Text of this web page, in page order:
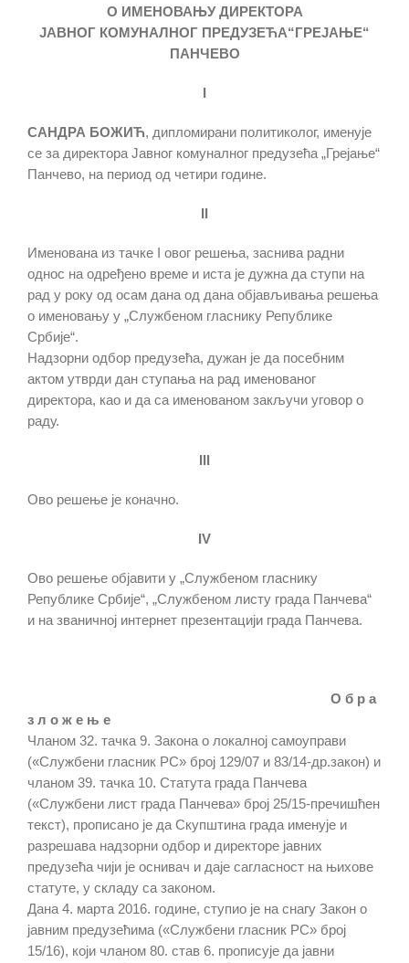
О ИМЕНОВАЊУ ДИРЕКТОРА
ЈАВНОГ КОМУНАЛНОГ ПРЕДУЗЕЋА“ГРЕЈАЊЕ“
ПАНЧЕВО
I
САНДРА БОЖИЋ, дипломирани политиколог, именује
се за директора Јавног комуналног предузећа „Грејање“
Панчево, на период од четири године.
II
Именована из тачке I овог решења, заснива радни
однос на одређено време и иста је дужна да ступи на
рад у року од осам дана од дана објављивања решења
о именовању у „Службеном гласнику Републике
Србије“.
Надзорни одбор предузећа, дужан је да посебним
актом утврди дан ступања на рад именованог
директора, као и да са именованом закључи уговор о
раду.
III
Ово решење је коначно.
IV
Ово решење објавити у „Службеном гласнику
Републике Србије“, „Службеном листу града Панчева“
и на званичној интернет презентацији града Панчева.
О б р а
з л о ж е њ е
Чланом 32. тачка 9. Закона о локалној самоуправи
(«Службени гласник РС» број 129/07 и 83/14-др.закон) и
чланом 39. тачка 10. Статута града Панчева
(«Службени лист града Панчева» број 25/15-пречишћен
текст), прописано је да Скупштина града именује и
разрешава надзорни одбор и директоре јавних
предузећа чији је оснивач и даје сагласност на њихове
статуте, у складу са законом.
Дана 4. марта 2016. године, ступио је на снагу Закон о
јавним предузећима («Службени гласник РС» број
15/16), који чланом 80. став 6. прописује да јавни